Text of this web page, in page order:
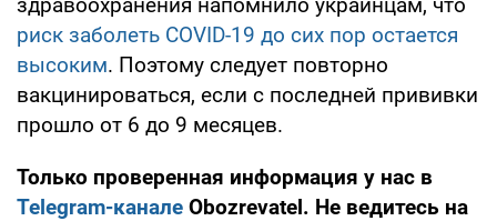
риск заболеть COVID-19 до сих пор остается
высоким. Поэтому следует повторно
вакцинироваться, если с последней прививки
прошло от 6 до 9 месяцев.
Только проверенная информация у нас в
Telegram-канале Obozrevatel. Не ведитесь на